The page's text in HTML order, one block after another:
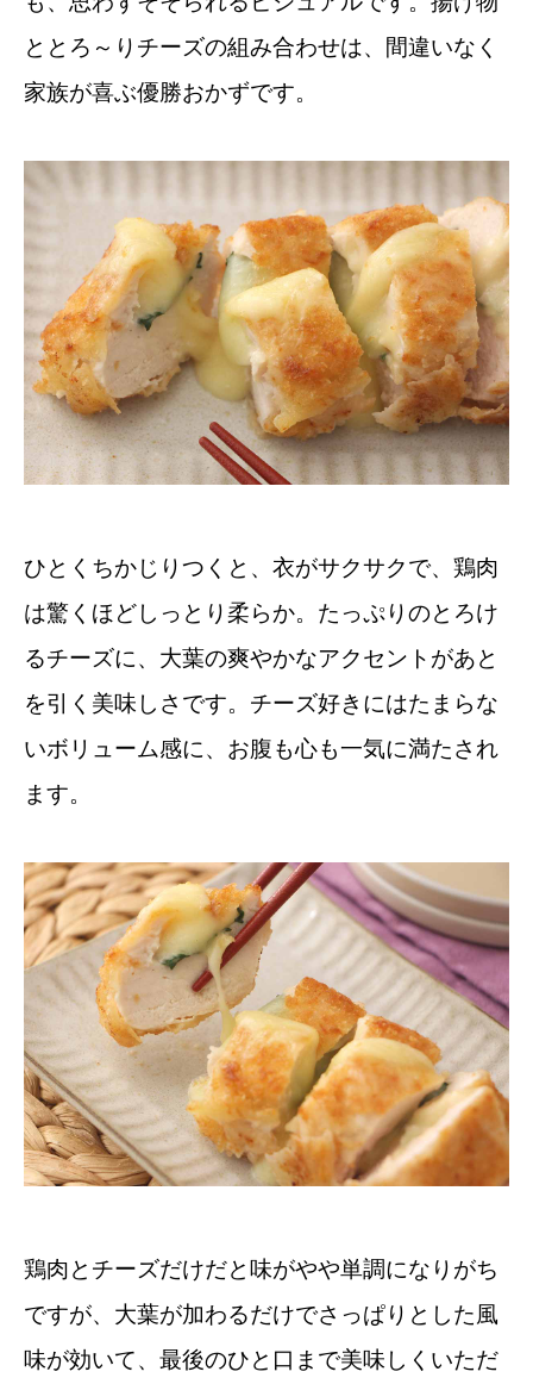
ととろ～りチーズの組み合わせは、間違いなく
家族が喜ぶ優勝おかずです。
ひとくちかじりつくと、衣がサクサクで、鶏肉
は驚くほどしっとり柔らか。たっぷりのとろけ
るチーズに、大葉の爽やかなアクセントがあと
を引く美味しさです。チーズ好きにはたまらな
いボリューム感に、お腹も心も一気に満たされ
ます。
鶏肉とチーズだけだと味がやや単調になりがち
ですが、大葉が加わるだけでさっぱりとした風
味が効いて、最後のひと口まで美味しくいただ